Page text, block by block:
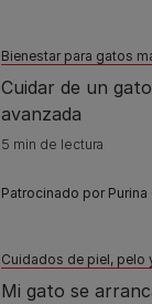
Bienestar para gatos
Cuidar de un
avanzada
5 min de lectura
Patrocinado por Purina
Cuidados de piel, pelo
Mi gato se